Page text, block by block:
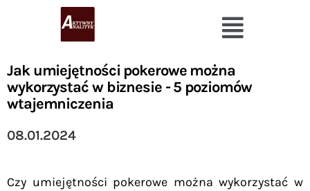
Jak umiejętności pokerowe można
wykorzystać w biznesie - 5 poziomów
wtajemniczenia
08.01.2024
Czy umiejętności pokerowe można wykorzystać w